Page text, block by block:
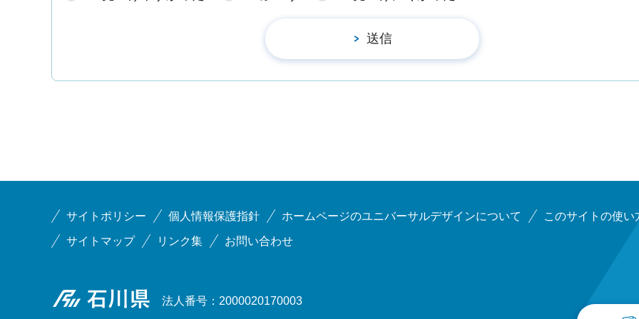
サイトポリシー 個人情報保護指針 ホームページのユニバーサルデザインについて このサイトの使い
サイトマップ リンク集 お問い合わせ
石川県 法人番号：2000020170003